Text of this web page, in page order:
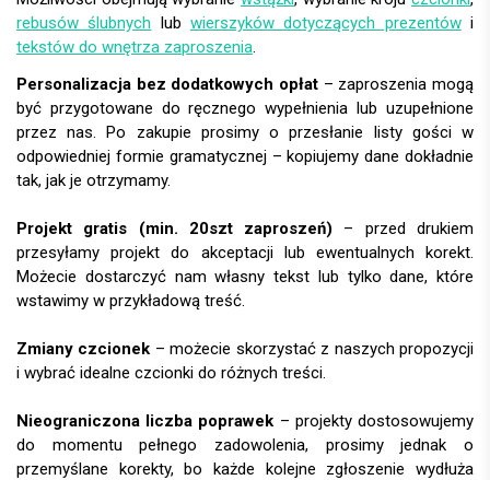
rebusów ślubnych lubwierszyków dotyczących prezentówi
tekstów do wnętrza zaproszenia.
Personalizacja bez dodatkowych opłat – zaproszenia mogą
być przygotowane do ręcznego wypełnienia lub uzupełnione
przez nas. Po zakupie prosimy o przesłanie listy gości w
odpowiedniej formie gramatycznej – kopiujemy dane dokładnie
tak, jak je otrzymamy.
Projekt gratis (min. 20szt zaproszeń) – przed drukiem
przesyłamy projekt do akceptacji lub ewentualnych korekt.
Możecie dostarczyć nam własny tekst lub tylko dane, które
wstawimy w przykładową treść.
Zmiany czcionek – możecie skorzystać z naszych propozycji
i wybrać idealne czcionki do różnych treści.
Nieograniczona liczba poprawek – projekty dostosowujemy
do momentu pełnego zadowolenia, prosimy jednak o
przemyślane korekty, bo każde kolejne zgłoszenie wydłuża